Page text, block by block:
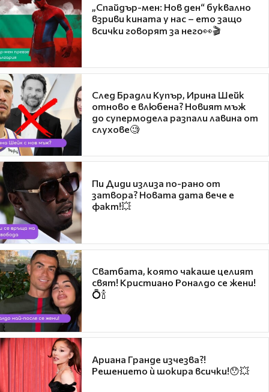
„Спайдър-мен: Нов ден“ буквално
взриви кината у нас – ето защо
всички говорят за него👀🎬
След Брадли Купър, Ирина Шейк
отново е влюбена? Новият мъж
до супермодела разпали лавина от
слухове🧐
Пи Диди излиза по-рано от
затвора? Новата дата вече е
факт!💥
Сватбата, която чакаше целият
свят! Кристиано Роналдо се жени!
💍🍾
Ариана Гранде изчезва?!
Решението ѝ шокира всички!😯💥